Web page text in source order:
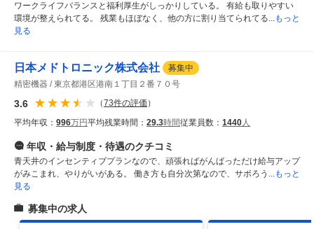
ワークライフバランスと福利厚生がしっかりしている。 有給も取りやすい
環境が整えられてる。 残業もほぼなく、他の方に割り当てられてる...もっと
見る
日本メドトロニック株式会社
募集中
精密機器
東京都港区港南１丁目２番７０号
3.6 （73件の評価 ）
平均年収： 996万円平均残業時間： 29.3時間従業員数： 1440人
年収・給与制度・待遇のクチコミ
青天井のインセンティブプランなので、頑張ればがんばっただけ給与アップ
がみこまれ、やりがいがある。 働き方も自分次第なので、サボろう ...もっと
見る
募集中の求人